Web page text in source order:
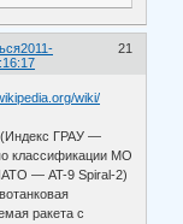
21
2011-
wiki/
(Индекс ГРАУ —
классификации МО
— AT-9 Spiral-2)
ракета с